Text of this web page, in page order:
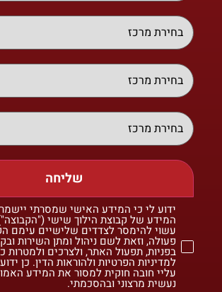
שליחה
ידוע לי כי המידע האישי שמסרתי
המידע של קבוצת הילוך שישי
עשוי להימסר לצדדים שלישיים עימם
פעולה, וזאת לשם ניהול ומתן השירות
בפניות, תפעול האתר, ולצרכים ולמטרות
למדיניות הפרטיות ולהוראות הדין. כן
עליי חובה חוקית למסור את המידע
נעשית מרצוני ובהסכמתי.